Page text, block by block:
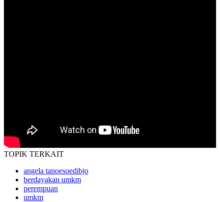
TOPIK TERKAIT
angela tanoesoedibjo
berdayakan umkm
perempuan
umkm